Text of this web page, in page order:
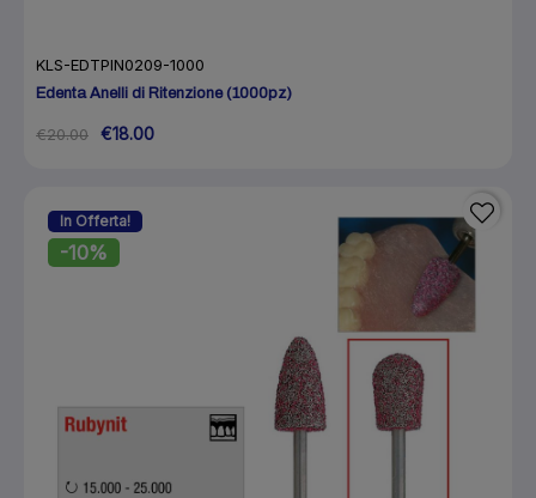
KLS-EDTPIN0209-1000
Edenta Anelli di Ritenzione (1000pz)
€20.00 €18.00
In Offerta!
-10%